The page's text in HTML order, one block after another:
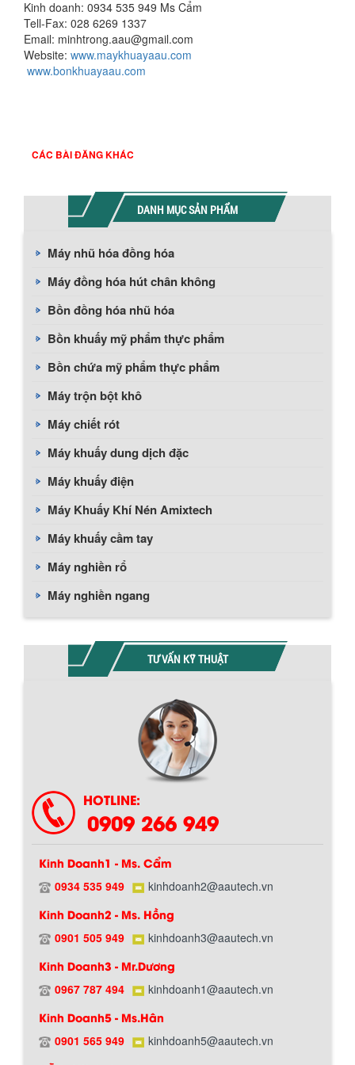
Kinh doanh: 0934 535 949 Ms Cẩm
Tell-Fax: 028 6269 1337
Email: minhtrong.aau@gmail.com
Website: www.maykhuayaau.com
www.bonkhuayaau.com
CÁC BÀI ĐĂNG KHÁC
DANH MỤC SẢN PHẨM
Máy nhũ hóa đồng hóa
Máy đồng hóa hút chân không
Bồn đồng hóa nhũ hóa
Bồn khuấy mỹ phẩm thực phẩm
Bồn chứa mỹ phẩm thực phẩm
Máy trộn bột khô
Máy chiết rót
Máy khuấy dung dịch đặc
Máy khuấy điện
Máy Khuấy Khí Nén Amixtech
Máy khuấy cầm tay
Máy nghiền rổ
Máy nghiền ngang
TƯ VẤN KỸ THUẬT
HOTLINE:
0909 266 949
Kinh Doanh1 - Ms. Cẩm
0934 535 949 kinhdoanh2@aautech.vn
Kinh Doanh2 - Ms. Hồng
0901 505 949 kinhdoanh3@aautech.vn
Kinh Doanh3 - Mr.Dương
0967 787 494 kinhdoanh1@aautech.vn
Kinh Doanh5 - Ms.Hân
0901 565 949 kinhdoanh5@aautech.vn
Chính sách giao hàng
Hướng dẫn thanh toán mua hàng
Bồn chứa giải nhiệt sơn, mực in có cấu
tạo gồm 2 lớp inox và được dùng để
Máy trộn bột khô 500kg được thiết kế
thân bồn nằm ngang, với cánh trộn bột
xoay đảo thuận nghịch. Vật liệu...